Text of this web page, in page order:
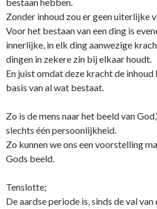
Zonder inhoud zou er geen uiterlijke
Voor het bestaan van een ding is
innerlijke, in elk ding aanwezige
dingen in zekere zin bij elkaar houdt.
En juist omdat deze kracht de
basis van al wat bestaat.
Zo is de mens naar het beeld van
slechts één persoonlijkheid.
Zo kunnen we o­ns een voorstelling
Gods beeld.
Tenslotte;
De aardse periode is, sinds de val van